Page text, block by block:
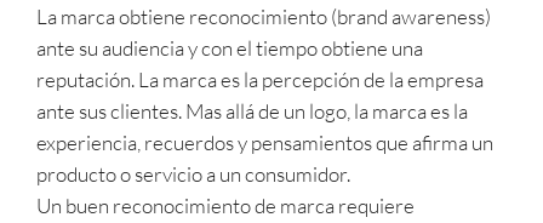
La marca obtiene reconocimiento (brand awareness)
ante su audiencia y con el tiempo obtiene una
reputación. La marca es la percepción de la empresa
ante sus clientes. Mas allá de un logo, la marca es la
experiencia, recuerdos y pensamientos que afirma un
producto o servicio a un consumidor.
Un buen reconocimiento de marca requiere